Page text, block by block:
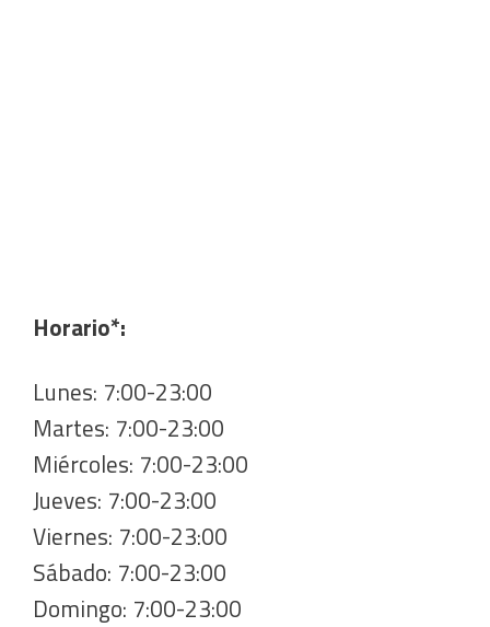
Horario*:
Lunes: 7:00-23:00
Martes: 7:00-23:00
Miércoles: 7:00-23:00
Jueves: 7:00-23:00
Viernes: 7:00-23:00
Sábado: 7:00-23:00
Domingo: 7:00-23:00